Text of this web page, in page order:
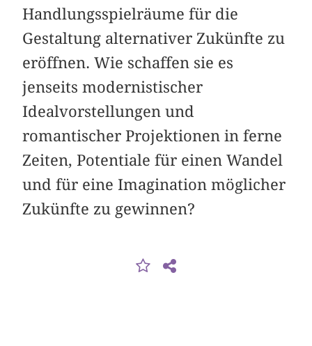
Handlungsspielräume für die
Gestaltung alternativer Zukünfte zu
eröffnen. Wie schaffen sie es
jenseits modernistischer
Idealvorstellungen und
romantischer Projektionen in ferne
Zeiten, Potentiale für einen Wandel
und für eine Imagination möglicher
Zukünfte zu gewinnen?